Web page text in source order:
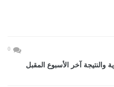
0
والنتيجة آخر الأسبوع المقبل